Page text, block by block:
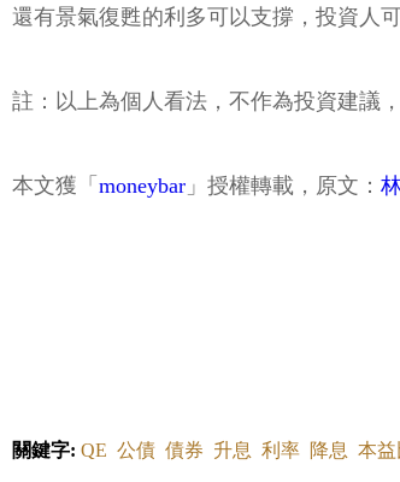
還有景氣復甦的利多可以支撐，投資人
註：以上為個人看法，不作為投資建議
本文獲「 moneybar 」授權轉載，原文：
關鍵字: QE 公債 債券 升息 利率 降息 本益